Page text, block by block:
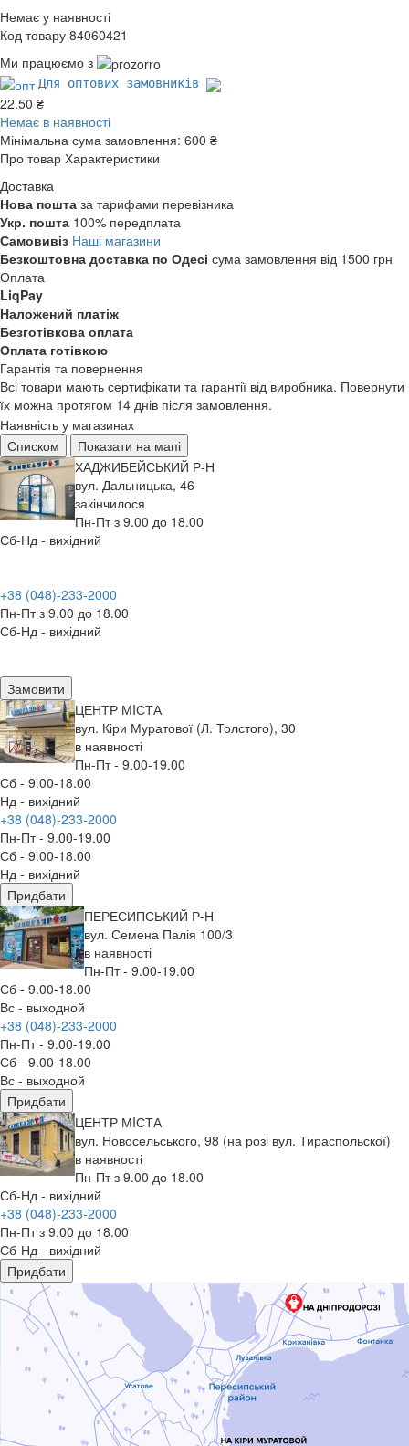
Немає у наявності
Код товару 84060421
Ми працюємо з
Для оптових замовників
22.50 ₴
Немає в наявності
Мінімальна сума замовлення: 600 ₴
Про товар Характеристики
Доставка
Нова пошта за тарифами перевізника
Укр. пошта 100% передплата
Самовивіз Наші магазини
Безкоштовна доставка по Одесі сума замовлення від 1500 грн
Оплата
LiqPay
Наложений платіж
Безготівкова оплата
Оплата готівкою
Гарантія та повернення
Всі товари мають сертифікати та гарантії від виробника. Повернути
їх можна протягом 14 днів після замовлення.
Наявність у магазинах
Списком
Показати на мапі
ХАДЖИБЕЙСЬКИЙ Р-Н
вул. Дальницька, 46
закінчилося
Пн-Пт з 9.00 до 18.00
Сб-Нд - вихідний
+38 (048)-233-2000
Пн-Пт з 9.00 до 18.00
Сб-Нд - вихідний
Замовити
ЦЕНТР МIСТА
вул. Кіри Муратової (Л. Толстого), 30
в наявності
Пн-Пт - 9.00-19.00
Сб - 9.00-18.00
Нд - вихідний
+38 (048)-233-2000
Пн-Пт - 9.00-19.00
Сб - 9.00-18.00
Нд - вихідний
Придбати
ПЕРЕСИПСЬКИЙ Р-Н
вул. Семена Палія 100/3
в наявності
Пн-Пт - 9.00-19.00
Сб - 9.00-18.00
Вс - выходной
+38 (048)-233-2000
Пн-Пт - 9.00-19.00
Сб - 9.00-18.00
Вс - выходной
Придбати
ЦЕНТР МIСТА
вул. Новосельського, 98 (на розі вул. Тираспольскої)
в наявності
Пн-Пт з 9.00 до 18.00
Сб-Нд - вихідний
+38 (048)-233-2000
Пн-Пт з 9.00 до 18.00
Сб-Нд - вихідний
Придбати